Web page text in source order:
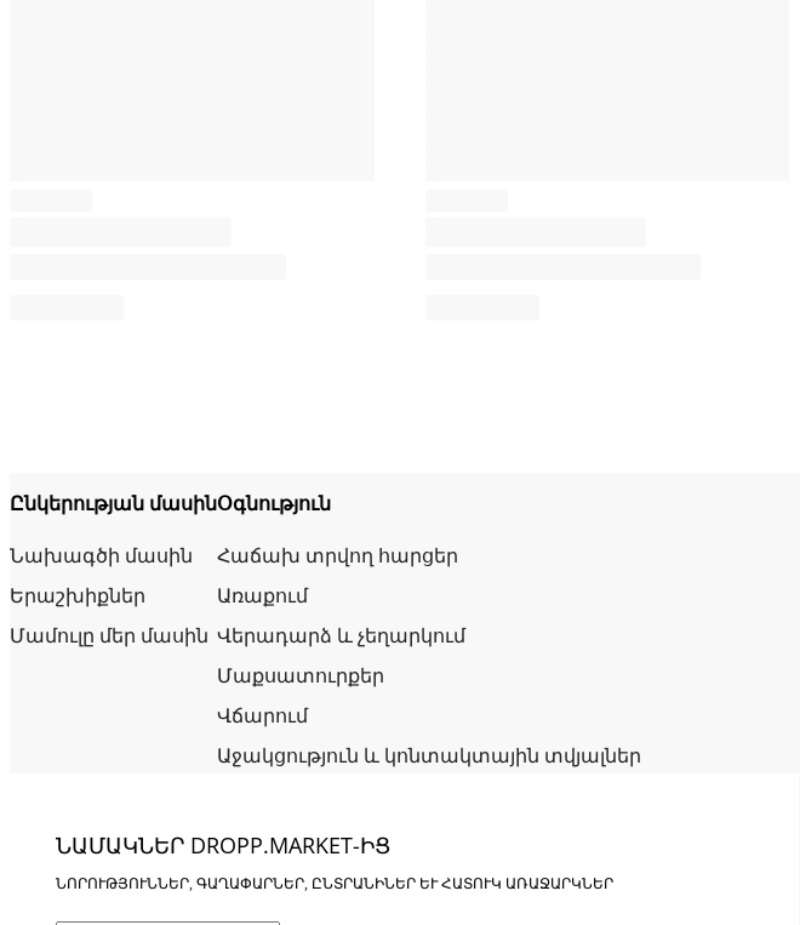
Ընկերության մասին
Նախագծի մասին
Երաշխիքներ
Մամուլը մեր մասին
Օգնություն
Հաճախ տրվող հարցեր
Առաքում
Վերադարձ և չեղարկում
Մաքսատուրքեր
Վճարում
Աջակցություն և կոնտակտային տվյալներ
ՆԱՄԱԿՆԵՐ DROPP.MARKET-ԻՑ
ՆՈՐՈՒԹՅՈՒՆՆԵՐ, ԳԱՂԱՓԱՐՆԵՐ, ԸՆՏՐԱՆԻՆԵՐ ԵՒ ՀԱՏՈՒԿ ԱՌԱՋԱՐԿՆԵՐ